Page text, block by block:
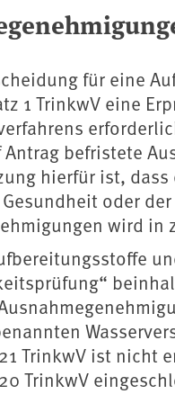
für eine
1 TrinkwV eine
befristete
hierfür ist,
oder
wird in
TrinkwV ist nicht
TrinkwV